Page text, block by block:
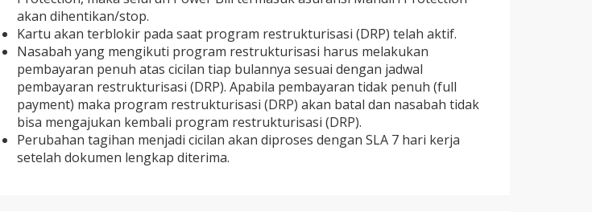
akan dihentikan/stop.
Kartu akan terblokir pada saat program restrukturisasi (DRP) telah aktif.
Nasabah yang mengikuti program restrukturisasi harus melakukan
pembayaran penuh atas cicilan tiap bulannya sesuai dengan jadwal
pembayaran restrukturisasi (DRP). Apabila pembayaran tidak penuh (full
payment) maka program restrukturisasi (DRP) akan batal dan nasabah tidak
bisa mengajukan kembali program restrukturisasi (DRP).
Perubahan tagihan menjadi cicilan akan diproses dengan SLA 7 hari kerja
setelah dokumen lengkap diterima.